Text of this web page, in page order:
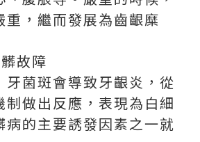
重，繼而發展為齒齦糜
故障
牙菌斑會導致牙齦炎，從
制做出反應，表現為白細
病的主要誘發因素之一就